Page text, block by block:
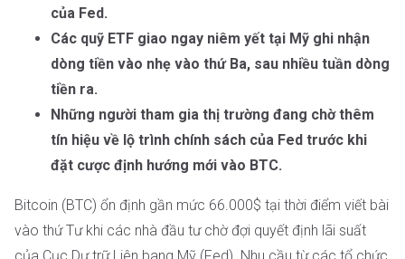
của Fed.
Các quỹ ETF giao ngay niêm yết tại Mỹ ghi nhận
dòng tiền vào nhẹ vào thứ Ba, sau nhiều tuần dòng
tiền ra.
Những người tham gia thị trường đang chờ thêm
tín hiệu về lộ trình chính sách của Fed trước khi
đặt cược định hướng mới vào BTC.
Bitcoin (BTC) ổn định gần mức 66.000$ tại thời điểm viết bài
vào thứ Tư khi các nhà đầu tư chờ đợi quyết định lãi suất